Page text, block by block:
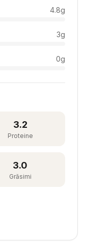
4.8g
3g
0g
3.2
Proteine
3.0
Grăsimi